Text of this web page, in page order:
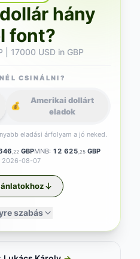
hány
font?
| 17000 USD in GBP
,22 GBPMNB: 12 625 ,25GBP
2026-08-07
szabás
CSINÁLNI?
💰
Amerikai dollárt
eladok
eladási árfolyam a jó neked.